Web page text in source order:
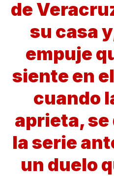
de
su casa
empuje
siente en
cuando
aprieta, se
la serie
un duelo